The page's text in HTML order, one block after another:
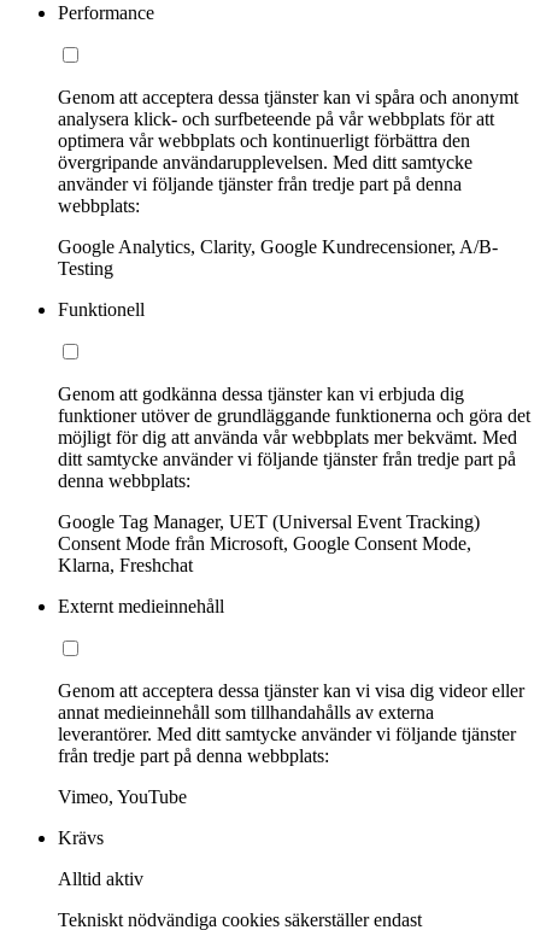
Performance
Genom att acceptera dessa tjänster kan vi spåra och anonymt
analysera klick- och surfbeteende på vår webbplats för att
optimera vår webbplats och kontinuerligt förbättra den
övergripande användarupplevelsen. Med ditt samtycke
använder vi följande tjänster från tredje part på denna
webbplats:
Google Analytics, Clarity, Google Kundrecensioner, A/B-
Testing
Funktionell
Genom att godkänna dessa tjänster kan vi erbjuda dig
funktioner utöver de grundläggande funktionerna och göra det
möjligt för dig att använda vår webbplats mer bekvämt. Med
ditt samtycke använder vi följande tjänster från tredje part på
denna webbplats:
Google Tag Manager, UET (Universal Event Tracking)
Consent Mode från Microsoft, Google Consent Mode,
Klarna, Freshchat
Externt medieinnehåll
Genom att acceptera dessa tjänster kan vi visa dig videor eller
annat medieinnehåll som tillhandahålls av externa
leverantörer. Med ditt samtycke använder vi följande tjänster
från tredje part på denna webbplats:
Vimeo, YouTube
Krävs
Alltid aktiv
Tekniskt nödvändiga cookies säkerställer endast